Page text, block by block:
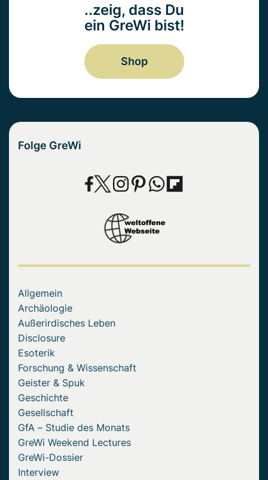
..zeig, dass Du
ein GreWi bist!
Shop
Folge GreWi
Allgemein
Archäologie
Außerirdisches Leben
Disclosure
Esoterik
Forschung & Wissenschaft
Geister & Spuk
Geschichte
Gesellschaft
GfA – Studie des Monats
GreWi Weekend Lectures
GreWi-Dossier
Interview